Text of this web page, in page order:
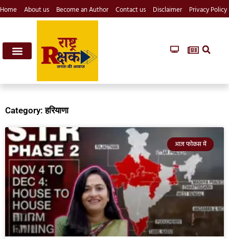
Home About us Become an Author Contact us Disclaimer Privacy Policy
Category: हरियाणा
आज फोकस में